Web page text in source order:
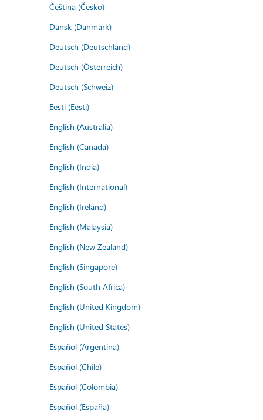
Čeština (Česko)
Dansk (Danmark)
Deutsch (Deutschland)
Deutsch (Österreich)
Deutsch (Schweiz)
Eesti (Eesti)
English (Australia)
English (Canada)
English (India)
English (International)
English (Ireland)
English (Malaysia)
English (New Zealand)
English (Singapore)
English (South Africa)
English (United Kingdom)
English (United States)
Español (Argentina)
Español (Chile)
Español (Colombia)
Español (España)